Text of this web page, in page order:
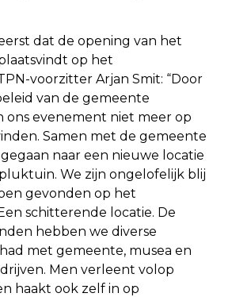
dat de opening van het
op het
voorzitter Arjan Smit: “Door
van de gemeente
ons evenement niet meer op
Samen met de gemeente
naar een nieuwe locatie
We zijn ongelofelijk blij
gevonden op het
schitterende locatie. De
hebben we diverse
met gemeente, musea en
Men verleent volop
haakt ook zelf in op